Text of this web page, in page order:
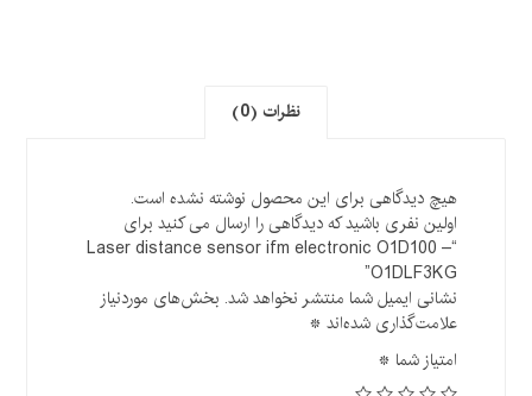
نظرات (0)
هیچ دیدگاهی برای این محصول نوشته نشده است.
اولین نفری باشید که دیدگاهی را ارسال می کنید برای
“Laser distance sensor ifm electronic O1D100 –
O1DLF3KG”
نشانی ایمیل شما منتشر نخواهد شد. بخش‌های موردنیاز
علامت‌گذاری شده‌اند *
امتیاز شما *